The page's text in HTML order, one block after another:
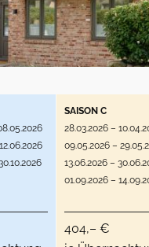
SAISON C
28.03.2026 –
09.05.2026 –
13.06.2026 –
01.09.2026 –
404,– €